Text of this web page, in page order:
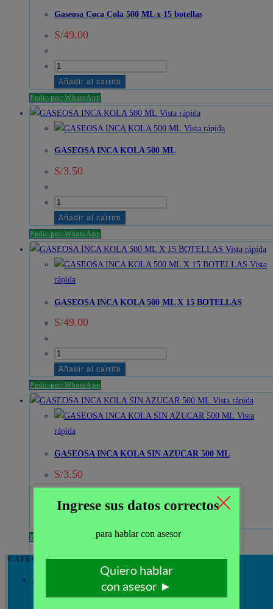
Gaseosa Coca Cola 500 ML x 15 botellas
S/49.00
Gaseosa
Coca
Cola
500
ML
15
botellas
Añadir al carrito
Pedir por WhatsApp
Vista rápida
Vista rápida
GASEOSA INCA KOLA 500 ML
S/3.50
GASEOSA
INCA
KOLA
500
ML
cantidad
Añadir al carrito
Pedir por WhatsApp
Vista rápida
Vista
rápida
GASEOSA INCA KOLA 500 ML X 15 BOTELLAS
S/49.00
GASEOSA
INCA
KOLA
500
ML
X
BOTELLAS
cantidad
Añadir al carrito
Pedir por WhatsApp
Vista rápida
Vista
rápida
GASEOSA INCA KOLA SIN AZUCAR 500 ML
S/3.50
GASEOSA
ML
Pedir por WhatsApp
CATEGORIA DE PRODUCTOS
ARTICULOS DE LIMPIEZA
Ambientadores (17)